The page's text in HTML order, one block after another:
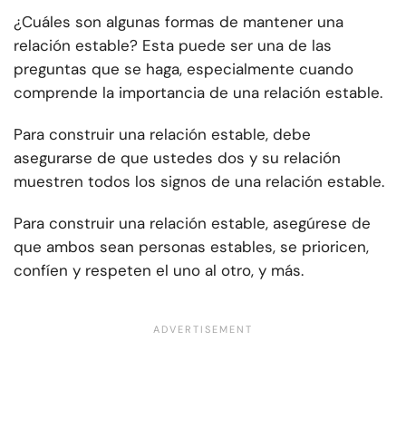
¿Cuáles son algunas formas de mantener una
relación estable? Esta puede ser una de las
preguntas que se haga, especialmente cuando
comprende la importancia de una relación estable.
Para construir una relación estable, debe
asegurarse de que ustedes dos y su relación
muestren todos los signos de una relación estable.
Para construir una relación estable, asegúrese de
que ambos sean personas estables, se prioricen,
confíen y respeten el uno al otro, y más.